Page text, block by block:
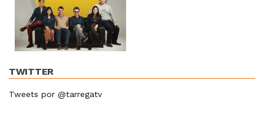
TWITTER
Tweets por @tarregatv